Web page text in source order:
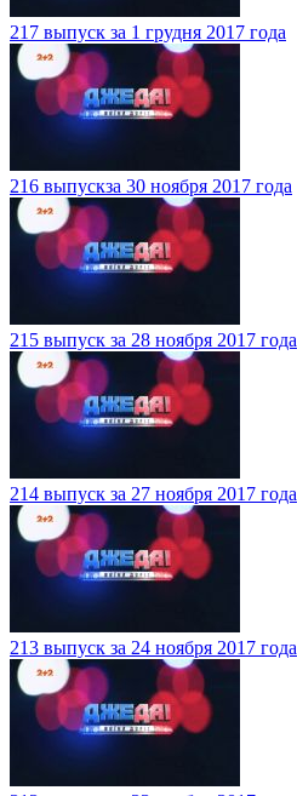
217 выпуск за 1 грудня 2017 года
216 выпускза 30 ноября 2017 года
215 выпуск за 28 ноября 2017 года
214 выпуск за 27 ноября 2017 года
213 выпуск за 24 ноября 2017 года